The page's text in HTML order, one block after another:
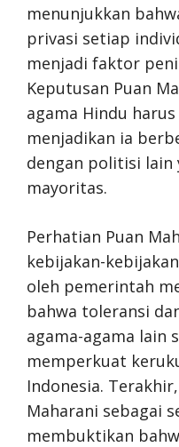
menunjukkan
privasi setiap
menjadi faktor
Keputusan Puan
agama Hindu
menjadikan ia
dengan politisi lain
mayoritas.
Perhatian Puan
kebijakan-
oleh pemerintah
bahwa toleransi
agama-agama lain
memperkuat
Indonesia.
Maharani sebagai
membuktikan